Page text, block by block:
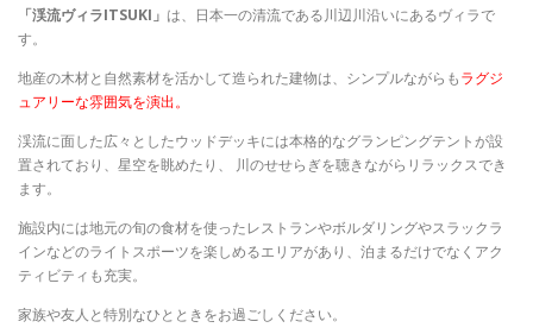
「渓流ヴィラITSUKI」 は、
日本一の清流である川辺川沿いにあるヴィラで
す。
地産の木材と自然素材を活かして造られた建物は、シンプルながらもラグジ
ュアリーな雰囲気を演出。
渓流に面した広々としたウッドデッキには本格的なグランピングテントが設
置されており、星空を眺めたり、 川のせせらぎを聴きながらリラックスでき
ます。
施設内には地元の旬の食材を使ったレストランやボルダリングやスラックラ
インなどのライトスポーツを楽しめるエリアがあり、泊まるだけでなくアク
ティビティも充実。
家族や友人と特別なひとときをお過ごしください。